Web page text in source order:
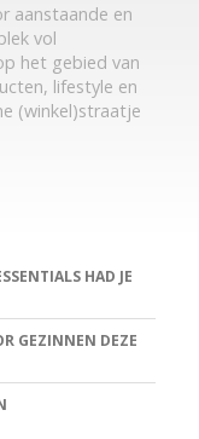
aanstaande en
vol
het gebied van
lifestyle en
(winkel)straatje
HAD JE
GEZINNEN DEZE